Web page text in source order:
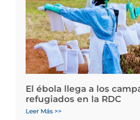
El ébola llega a los
refugiados en la RDC
Leer Más >>